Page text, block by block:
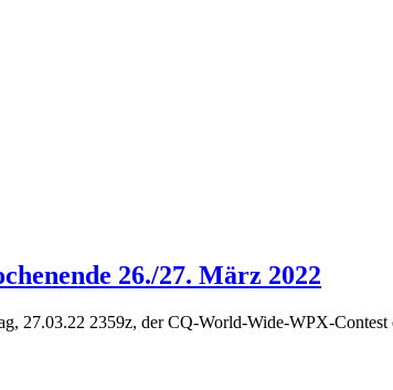
26./27. März 2022
27.03.22 2359z, der CQ-World-Wide-WPX-